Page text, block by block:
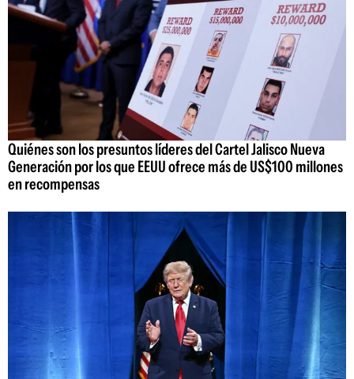
Quiénes son los presuntos líderes del Cartel Jalisco Nueva
Generación por los que EEUU ofrece más de US$100 millones
en recompensas